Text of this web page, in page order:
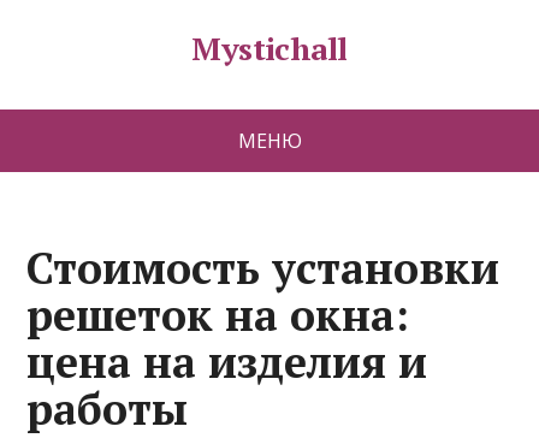
Mystichall
МЕНЮ
Стоимость установки
решеток на окна:
цена на изделия и
работы